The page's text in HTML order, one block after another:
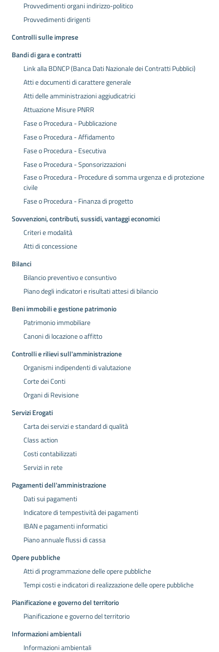
Provvedimenti organi indirizzo-politico
Provvedimenti dirigenti
Controlli sulle imprese
Bandi di gara e contratti
Link alla BDNCP (Banca Dati Nazionale dei Contratti Pubblici)
Atti e documenti di carattere generale
Atti delle amministrazioni aggiudicatrici
Attuazione Misure PNRR
Fase o Procedura - Pubblicazione
Fase o Procedura - Affidamento
Fase o Procedura - Esecutiva
Fase o Procedura - Sponsorizzazioni
Fase o Procedura - Procedure di somma urgenza e di protezione
civile
Fase o Procedura - Finanza di progetto
Sovvenzioni, contributi, sussidi, vantaggi economici
Criteri e modalità
Atti di concessione
Bilanci
Bilancio preventivo e consuntivo
Piano degli indicatori e risultati attesi di bilancio
Beni immobili e gestione patrimonio
Patrimonio immobiliare
Canoni di locazione o affitto
Controlli e rilievi sull'amministrazione
Organismi indipendenti di valutazione
Corte dei Conti
Organi di Revisione
Servizi Erogati
Carta dei servizi e standard di qualità
Class action
Costi contabilizzati
Servizi in rete
Pagamenti dell'amministrazione
Dati sui pagamenti
Indicatore di tempestività dei pagamenti
IBAN e pagamenti informatici
Piano annuale flussi di cassa
Opere pubbliche
Atti di programmazione delle opere pubbliche
Tempi costi e indicatori di realizzazione delle opere pubbliche
Pianificazione e governo del territorio
Pianificazione e governo del territorio
Informazioni ambientali
Informazioni ambientali